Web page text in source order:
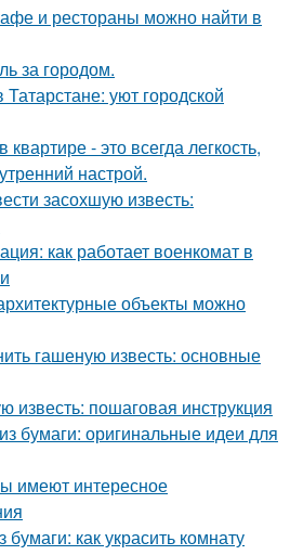
и рестораны можно найти в
за городом.
уют городской
- это всегда легкость,
настрой.
засохшую известь:
как работает военкомат в
объекты можно
гашеную известь: основные
известь: пошаговая инструкция
бумаги: оригинальные идеи для
имеют интересное
как украсить комнату